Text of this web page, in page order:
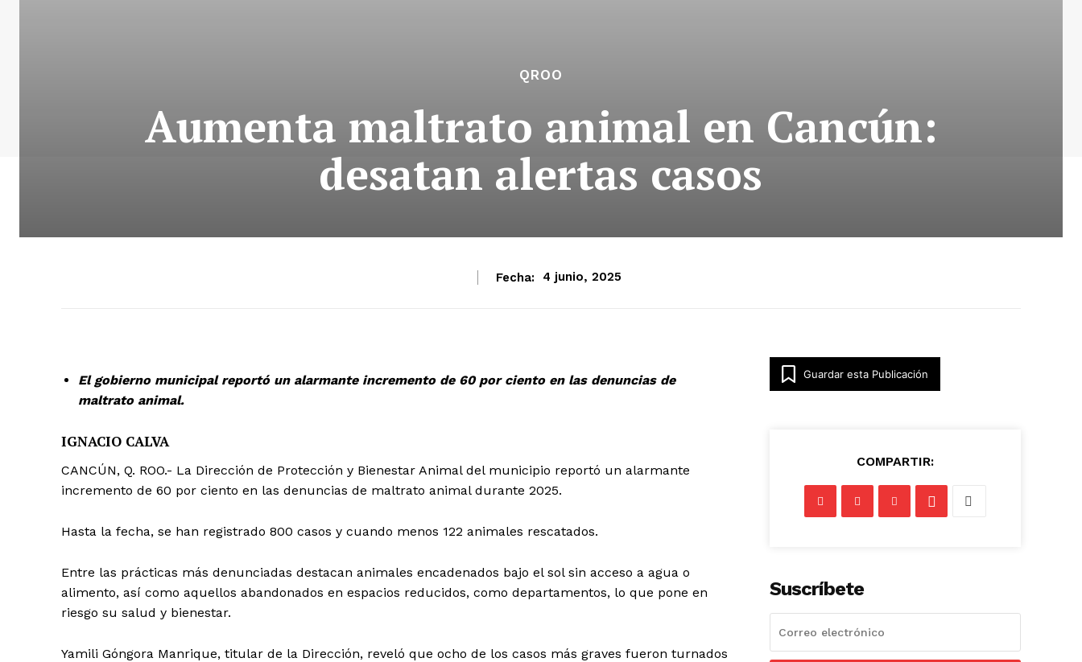
QROO
Aumenta maltrato animal en Cancún:
desatan alertas casos
Fecha: 4 junio, 2025
El gobierno municipal reportó un alarmante incremento de 60 por ciento en las denuncias de
maltrato animal.
IGNACIO CALVA
CANCÚN, Q. ROO.- La Dirección de Protección y Bienestar Animal del municipio reportó un alarmante
incremento de 60 por ciento en las denuncias de maltrato animal durante 2025.
Hasta la fecha, se han registrado 800 casos y cuando menos 122 animales rescatados.
Entre las prácticas más denunciadas destacan animales encadenados bajo el sol sin acceso a agua o
alimento, así como aquellos abandonados en espacios reducidos, como departamentos, lo que pone en
riesgo su salud y bienestar.
Yamili Góngora Manrique, titular de la Dirección, reveló que ocho de los casos más graves fueron turnados
Guardar esta Publicación
COMPARTIR:
Suscríbete